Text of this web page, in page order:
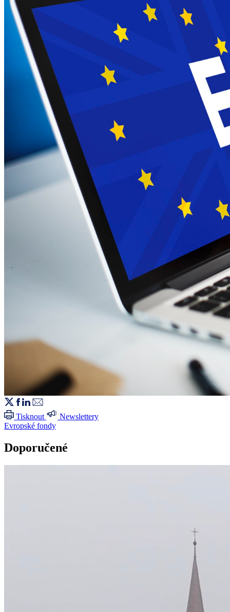
Tisknout
Newslettery
Evropské fondy
Doporučené